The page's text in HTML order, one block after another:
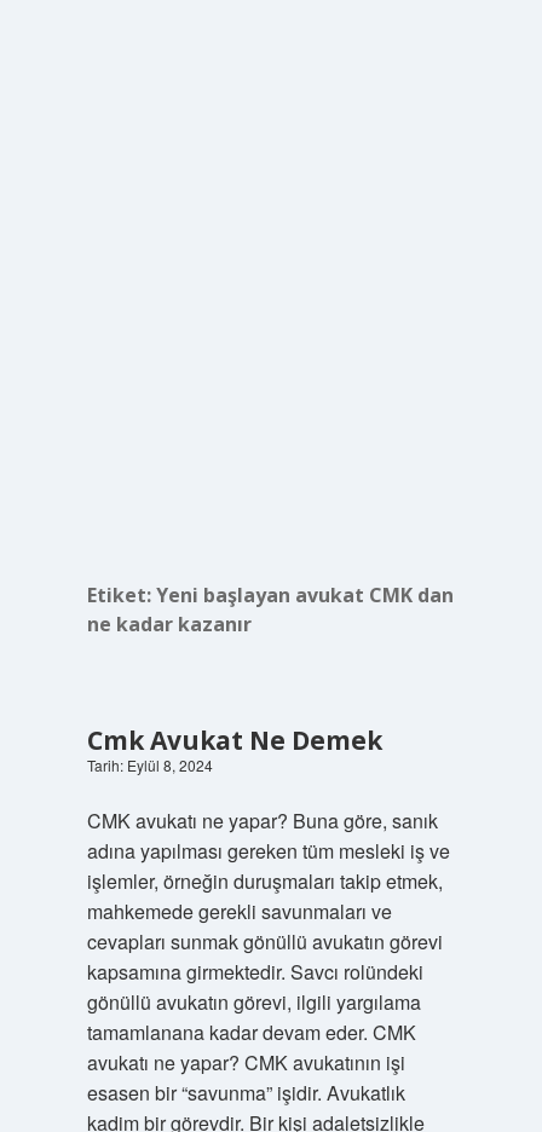
Etiket:Yeni başlayan avukat CMK dan
ne kadar kazanır
Cmk Avukat Ne Demek
Tarih: Eylül 8, 2024
CMK avukatı ne yapar? Buna göre, sanık
adına yapılması gereken tüm mesleki iş ve
işlemler, örneğin duruşmaları takip etmek,
mahkemede gerekli savunmaları ve
cevapları sunmak gönüllü avukatın görevi
kapsamına girmektedir. Savcı rolündeki
gönüllü avukatın görevi, ilgili yargılama
tamamlanana kadar devam eder. CMK
avukatı ne yapar? CMK avukatının işi
esasen bir “savunma” işidir. Avukatlık
kadim bir görevdir. Bir kişi adaletsizlikle